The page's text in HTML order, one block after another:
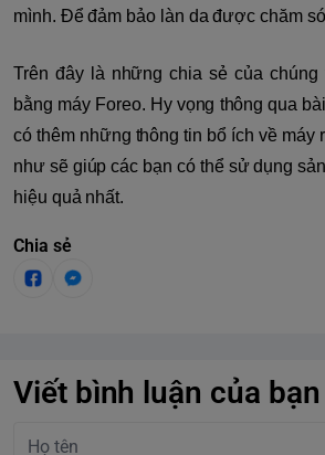
mình. Để đảm bảo làn da được chăm
Trên đây là những chia sẻ của
bằng máy Foreo. Hy vọng thông qua
có thêm những thông tin bổ ích về máy
như sẽ giúp các bạn có thể sử dụng
hiệu quả nhất.
Chia sẻ
Viết bình luận của bạn